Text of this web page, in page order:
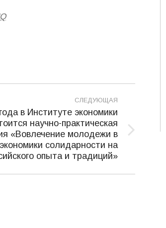
СЛЕДУЮЩАЯ
в Институте экономики
научно-практическая
«Вовлечение молодежи в
солидарности на
опыта и традиций»